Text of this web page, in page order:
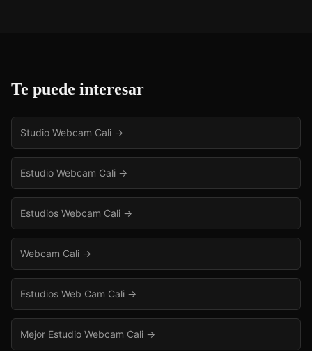
Te puede interesar
Studio Webcam Cali →
Estudio Webcam Cali →
Estudios Webcam Cali →
Webcam Cali →
Estudios Web Cam Cali →
Mejor Estudio Webcam Cali →